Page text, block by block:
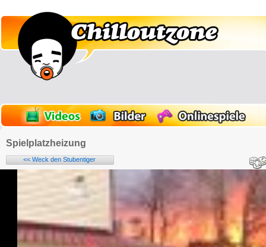
Spielplatzheizung
<< Weck den Stubentiger